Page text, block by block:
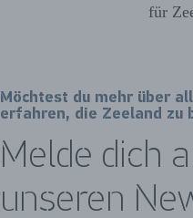
für
Möchtest du mehr über
erfahren, die Zeeland zu
Melde dich
unseren